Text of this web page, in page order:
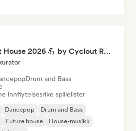
Workout House 2026 💪 by Cyclout Records
Drum and Bass
innflytelsesrike spillelister
Dancepop
Drum and Bass
Future house
House-musikk